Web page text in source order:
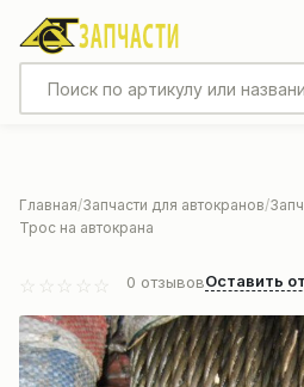
Главная Запчасти для автокранов
Трос на автокрана
0 отзывовОставить